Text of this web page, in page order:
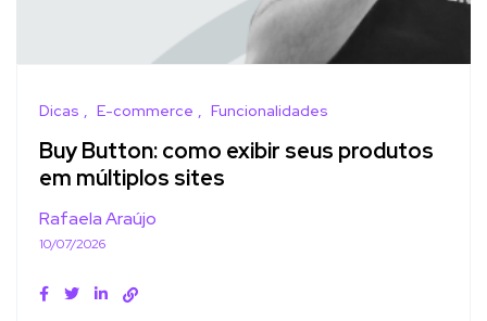
Dicas E-commerce Funcionalidades
Buy Button: como exibir seus produtos
em múltiplos sites
Rafaela Araújo
10/07/2026